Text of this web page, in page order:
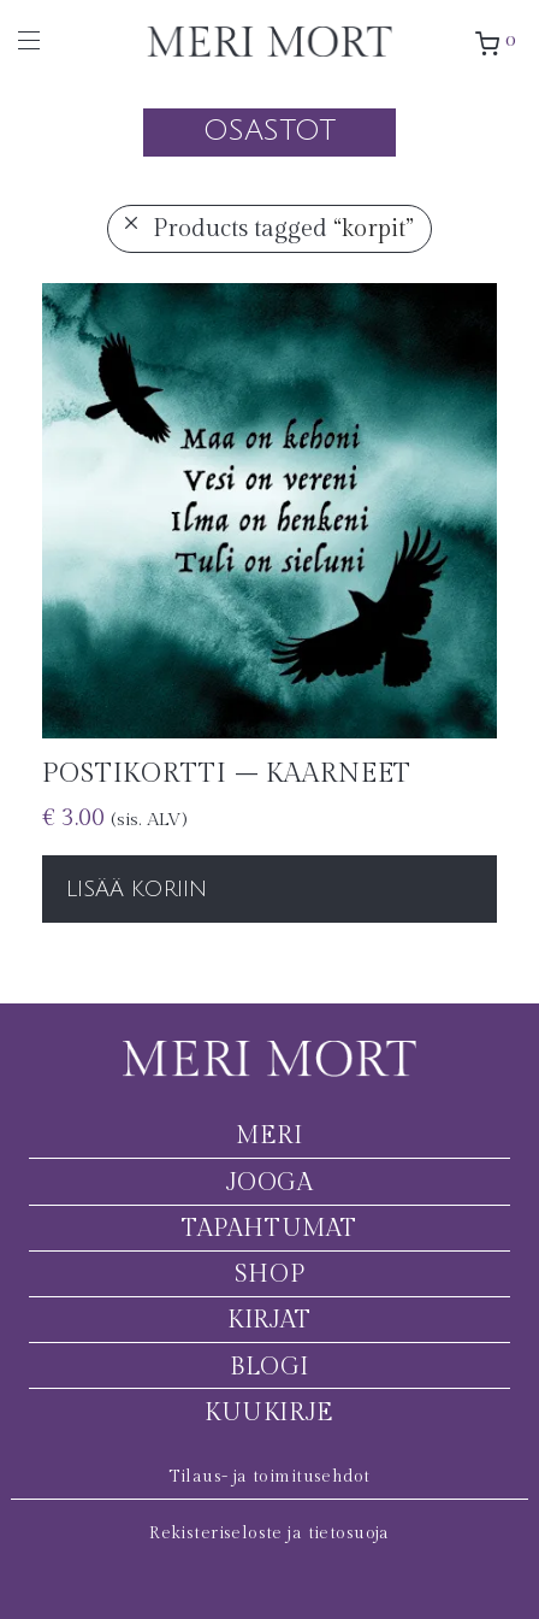
0
OSASTOT
Products tagged “korpit”
POSTIKORTTI – KAARNEET
€ 3.00 (sis. ALV)
LISÄÄ KORIIN
MERI
JOOGA
TAPAHTUMAT
SHOP
KIRJAT
BLOGI
KUUKIRJE
Tilaus- ja toimitusehdot
Rekisteriseloste ja tietosuoja